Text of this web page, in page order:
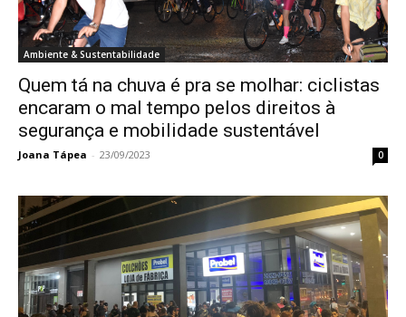
Ambiente & Sustentabilidade
Quem tá na chuva é pra se molhar: ciclistas
encaram o mal tempo pelos direitos à
segurança e mobilidade sustentável
Joana Tápea - 23/09/2023 0